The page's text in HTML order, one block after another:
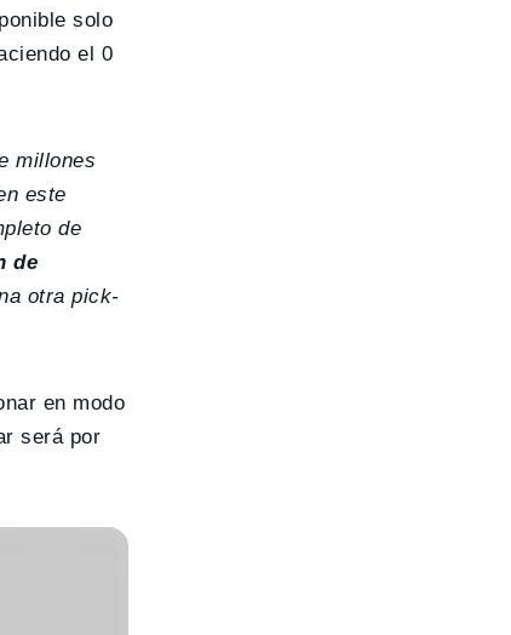
solo
el 0
millones
este
de
de
otra pick-
en modo
será por